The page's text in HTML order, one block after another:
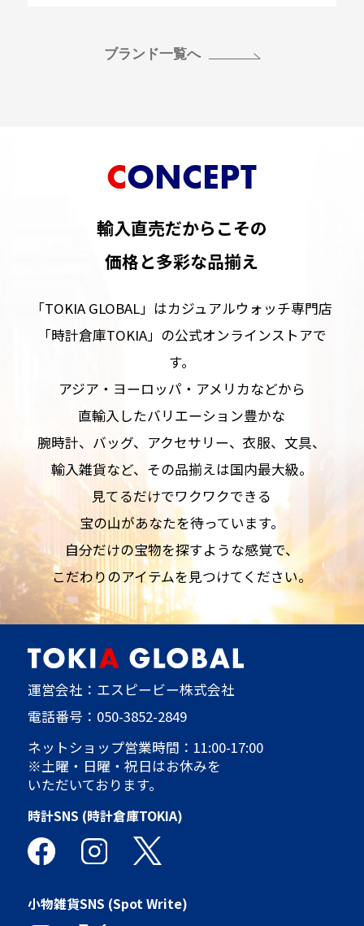
ブランド一覧へ
CONCEPT
輸入直売だからこその
価格と多彩な品揃え
「TOKIA GLOBAL」はカジュアルウォッチ専門店
「時計倉庫TOKIA」の公式オンラインストアで
す。
アジア・ヨーロッパ・アメリカなどから
直輸入したバリエーション豊かな
腕時計、バッグ、アクセサリー、衣服、文具、
輸入雑貨など、その品揃えは国内最大級。
見てるだけでワクワクできる
宝の山があなたを待っています。
自分だけの宝物を探すような感覚で、
こだわりのアイテムを見つけてください。
運営会社：エスピービー株式会社
電話番号： 050-3852-2849
ネットショップ営業時間：11:00-17:00
※土曜・日曜・祝日はお休みを
いただいております。
時計SNS (時計倉庫TOKIA)
小物雑貨SNS (Spot Write)